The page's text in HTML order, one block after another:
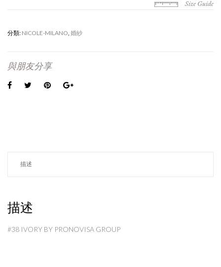
Size Guide
分類: NICOLE-MILANO 婚紗
與朋友分享
描述
描述
#38 IVORY BY PRONOVISA GROUP